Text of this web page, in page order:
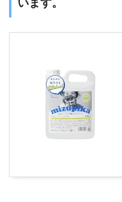
います。